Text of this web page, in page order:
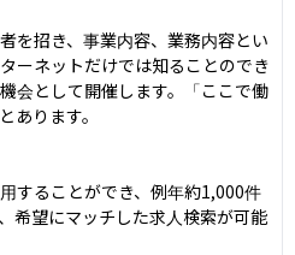
を招き、事業内容、業務内容とい
ーネットだけでは知ることのでき
会として開催します。「ここで働
あります。
することができ、例年約1,000件
希望にマッチした求人検索が可能